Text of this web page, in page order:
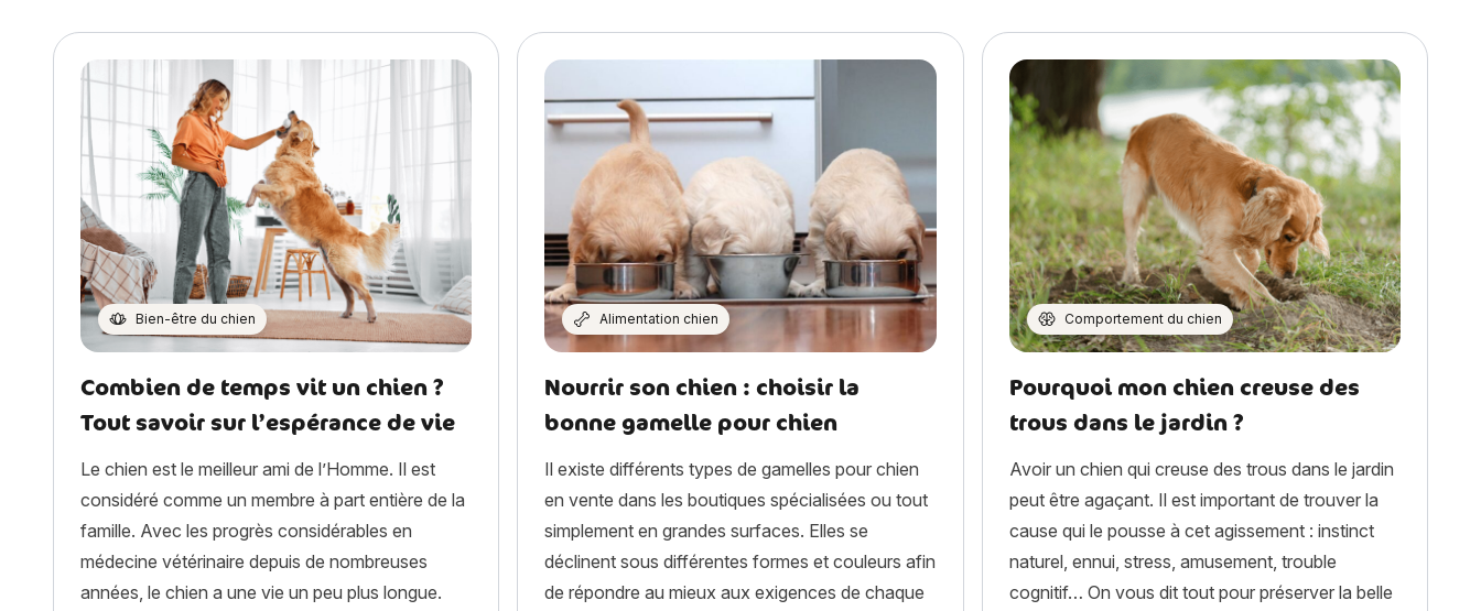
Bien-être du chien
Combien de temps vit un chien ?
Tout savoir sur l’espérance de vie
Le chien est le meilleur ami de l’Homme. Il est
considéré comme un membre à part entière de la
famille. Avec les progrès considérables en
médecine vétérinaire depuis de nombreuses
années, le chien a une vie un peu plus longue.
Alimentation chien
Nourrir son chien : choisir la
bonne gamelle pour chien
Il existe différents types de gamelles pour chien
en vente dans les boutiques spécialisées ou tout
simplement en grandes surfaces. Elles se
déclinent sous différentes formes et couleurs afin
de répondre au mieux aux exigences de chaque
Comportement du chien
Pourquoi mon chien creuse des
trous dans le jardin ?
Avoir un chien qui creuse des trous dans le jardin
peut être agaçant. Il est important de trouver la
cause qui le pousse à cet agissement : instinct
naturel, ennui, stress, amusement, trouble
cognitif… On vous dit tout pour préserver la belle